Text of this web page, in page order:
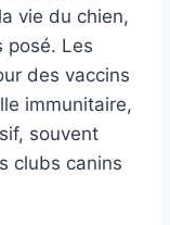
vie du chien,
posé. Les
des vaccins
immunitaire,
souvent
clubs canins